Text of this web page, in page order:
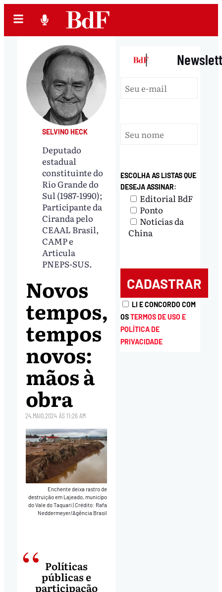
SELVINO HECK
Deputado
estadual
constituinte do
Rio Grande do
Sul (1987-1990);
Participante da
Ciranda pelo
CEAAL Brasil,
CAMP e
Articula
PNEPS-SUS.
Novos
tempos,
tempos
novos:
mãos à
obra
24.MAIO.2024 ÀS11:26 AM
Enchente deixa rastro de
destruição em Lajeado, municípo
do Vale do Taquari |Crédito: Rafa
Neddermeyer/Agência Brasil
Políticas
públicas e
participação
|
ESCOLHA AS LISTAS QUE
DESEJA ASSINAR:
Editorial BdF
Ponto
Notícias da
China
LI E CONCORDO COM
OSTERMOS DE USO E
POLÍTICA DE
PRIVACIDADE